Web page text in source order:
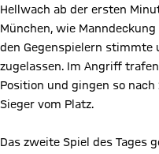
Hellwach ab der ersten
München, wie
den Gegenspielern stimmte
zugelassen. Im Angriff
Position und gingen so
Sieger vom Platz.
Das zweite Spiel des Tages